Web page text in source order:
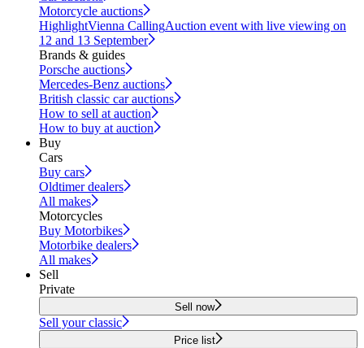
Motorcycle auctions
HighlightVienna CallingAuction event with live viewing on
12 and 13 September
Brands & guides
Porsche auctions
Mercedes-Benz auctions
British classic car auctions
How to sell at auction
How to buy at auction
Buy
Cars
Buy cars
Oldtimer dealers
All makes
Motorcycles
Buy Motorbikes
Motorbike dealers
All makes
Sell
Private
Sell now
Sell your classic
Price list